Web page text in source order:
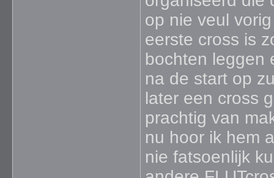
op nie veul
eerste cross is
bochten leggen
na de start op
later een cross
prachtig van
nu hoor ik hem
nie fatsoenlijk